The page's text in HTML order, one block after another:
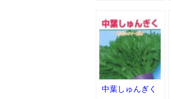
中葉しゅんぎく